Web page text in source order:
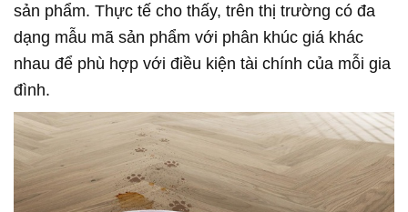
sản phẩm. Thực tế cho thấy, trên thị trường có đa
dạng mẫu mã sản phẩm với phân khúc giá khác
nhau để phù hợp với điều kiện tài chính của mỗi gia
đình.